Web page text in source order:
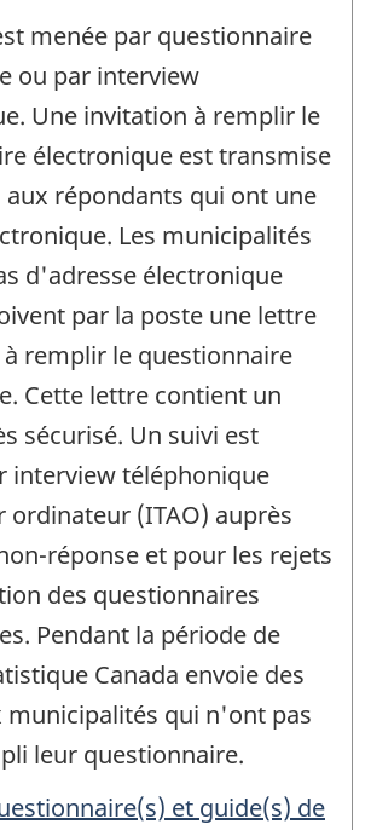
menée par questionnaire
ou par interview
Une invitation à remplir le
électronique est transmise
répondants qui ont une
Les municipalités
d'adresse électronique
par la poste une lettre
remplir le questionnaire
Cette lettre contient un
sécurisé. Un suivi est
interview téléphonique
ordinateur (ITAO) auprès
réponse et pour les rejets
des questionnaires
Pendant la période de
Canada envoie des
municipalités qui n'ont pas
leur questionnaire.
et guide(s) de